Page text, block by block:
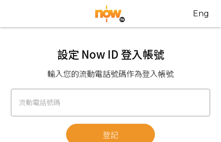
Eng
設定 Now ID 登入帳號
輸入您的流動電話號碼作為登入帳號
流動電話號碼
登記